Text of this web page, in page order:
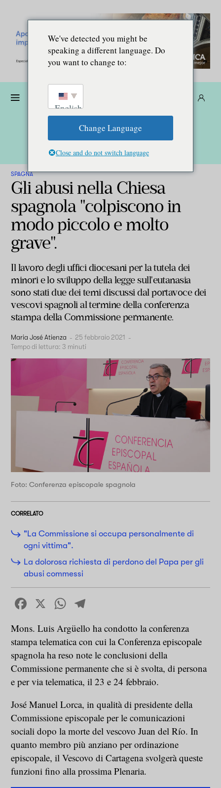
SPAGNA
Gli abusi nella Chiesa
spagnola "colpiscono in
modo piccolo e molto
grave".
Il lavoro degli uffici diocesani per la tutela dei
minori e lo sviluppo della legge sull'eutanasia
sono stati due dei temi discussi dal portavoce dei
vescovi spagnoli al termine della conferenza
stampa della Commissione permanente.
Maria José Atienza - 25 febbraio 2021 -
Tempo di lettura: 3 minuti
Foto: Conferenza episcopale spagnola
CORRELATO
"La Commissione si occupa personalmente di
ogni vittima".
La dolorosa richiesta di perdono del Papa per gli
abusi commessi
Facebook
X WhatsApp
Mons. Luis Argüello ha condotto la conferenza
stampa telematica con cui la Conferenza episcopale
spagnola ha reso note le conclusioni della
Commissione permanente che si è svolta, di persona
e per via telematica, il 23 e 24 febbraio.
José Manuel Lorca, in qualità di presidente della
Commissione episcopale per le comunicazioni
sociali dopo la morte del vescovo Juan del Río. In
quanto membro più anziano per ordinazione
episcopale, il Vescovo di Cartagena svolgerà queste
funzioni fino alla prossima Plenaria.
We've detected you might be
speaking a different language. Do
you want to change to:
English
Change Language
Close and do not switch language